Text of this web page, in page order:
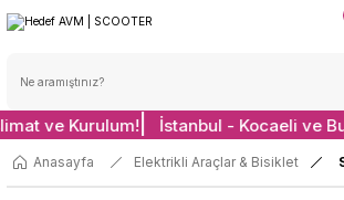
ve Kurulum! İstanbul - Kocaeli ve
Anasayfa Elektrikli Araçlar & Bisiklet